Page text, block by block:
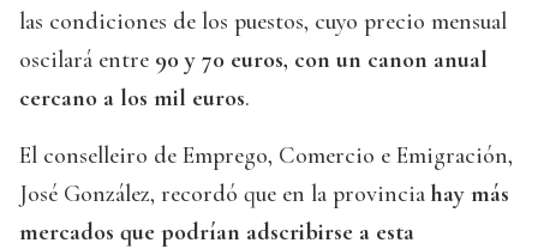
las condiciones de los puestos, cuyo precio mensual
oscilará entre 90 y 70 euros, con un canon anual
cercano a los mil euros.
El conselleiro de Emprego, Comercio e Emigración,
José González, recordó que en la provincia hay más
mercados que podrían adscribirse a esta